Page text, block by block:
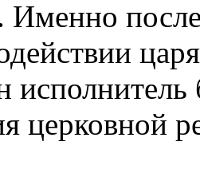
Именно
цеpковной